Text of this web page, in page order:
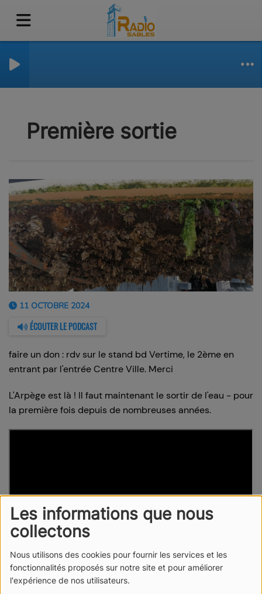
Les informations que nous
collectons
Nous utilisons des cookies pour fournir les services et les
fonctionnalités proposés sur notre site et pour améliorer
l'expérience de nos utilisateurs.
Première sortie
11 OCTOBRE 2024
ÉCOUTER LE PODCAST
faire un don : rdv sur le stand bd Vertime, le 2ème en
entrant par l'entrée Centre Ville. Merci
L'Arpège est là ! Il faut maintenant le sortir de l'eau - pour
la première fois depuis de nombreuses années.